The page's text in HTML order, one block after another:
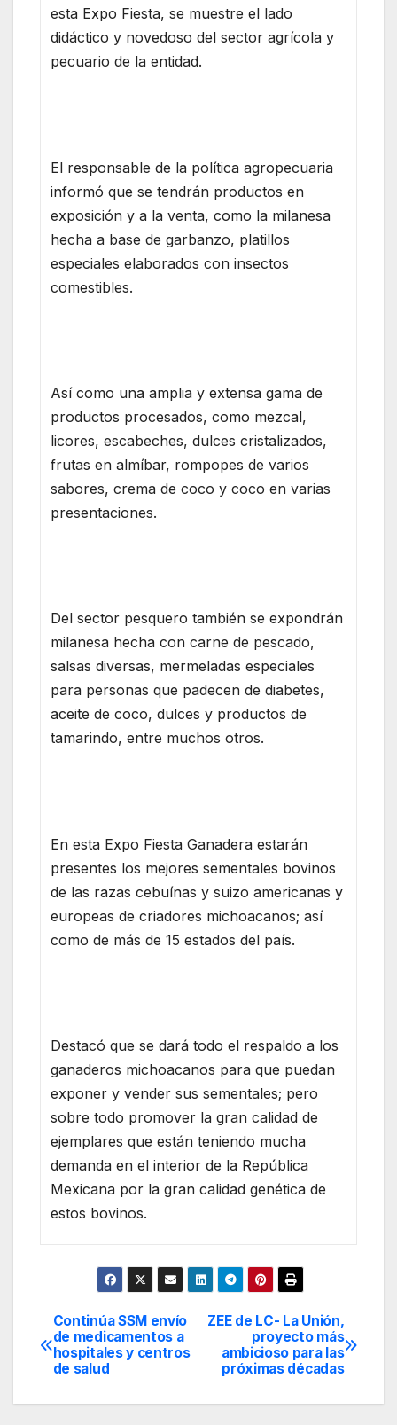
esta Expo Fiesta, se muestre el lado
didáctico y novedoso del sector agrícola y
pecuario de la entidad.
El responsable de la política agropecuaria
informó que se tendrán productos en
exposición y a la venta, como la milanesa
hecha a base de garbanzo, platillos
especiales elaborados con insectos
comestibles.
Así como una amplia y extensa gama de
productos procesados, como mezcal,
licores, escabeches, dulces cristalizados,
frutas en almíbar, rompopes de varios
sabores, crema de coco y coco en varias
presentaciones.
Del sector pesquero también se expondrán
milanesa hecha con carne de pescado,
salsas diversas, mermeladas especiales
para personas que padecen de diabetes,
aceite de coco, dulces y productos de
tamarindo, entre muchos otros.
En esta Expo Fiesta Ganadera estarán
presentes los mejores sementales bovinos
de las razas cebuínas y suizo americanas y
europeas de criadores michoacanos; así
como de más de 15 estados del país.
Destacó que se dará todo el respaldo a los
ganaderos michoacanos para que puedan
exponer y vender sus sementales; pero
sobre todo promover la gran calidad de
ejemplares que están teniendo mucha
demanda en el interior de la República
Mexicana por la gran calidad genética de
estos bovinos.
Navegación
de
entradas
ZEE de LC- La Unión,
proyecto más
ambicioso para las
próximas décadas
Continúa SSM envío
de medicamentos a
hospitales y centros
de salud